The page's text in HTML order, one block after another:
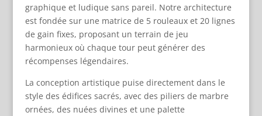
graphique et ludique sans pareil. Notre architecture
est fondée sur une matrice de 5 rouleaux et 20 lignes
de gain fixes, proposant un terrain de jeu
harmonieux où chaque tour peut générer des
récompenses légendaires.
La conception artistique puise directement dans le
style des édifices sacrés, avec des piliers de marbre
ornées, des nuées divines et une palette